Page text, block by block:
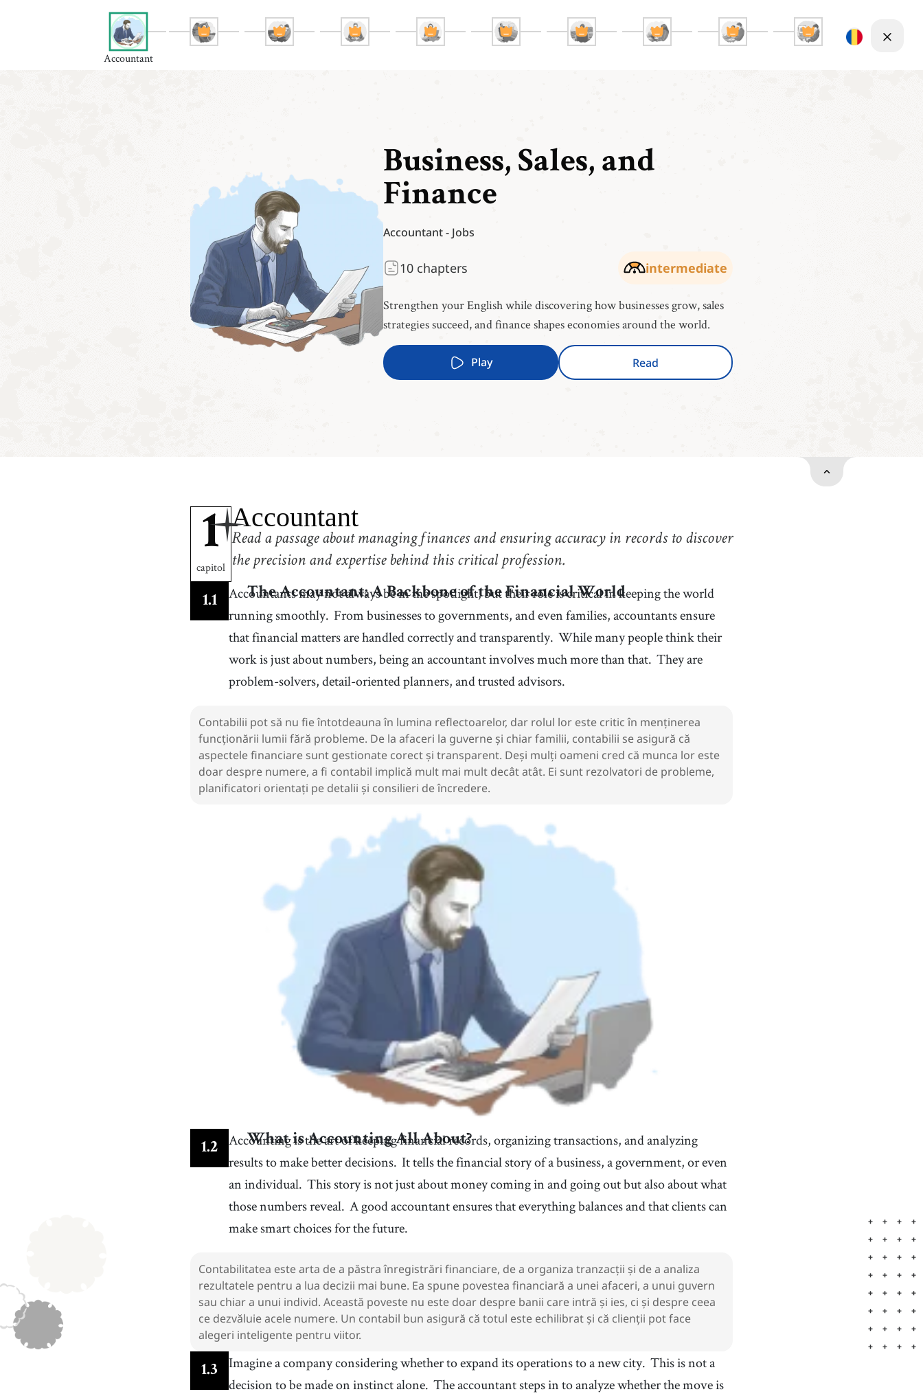
Accountant
Business, Sales, and
Finance
Accountant- Jobs
10 chapters intermediate
Strengthen your English while discovering how businesses grow, sales
strategies succeed, and finance shapes economies around the world.
Play Read
1
capitol
Accountant
Read a passage about managing finances and ensuring accuracy in records to discover
the precision and expertise behind this critical profession.
The Accountant: A Backbone of the Financial World
1.1
Accountants may not always be in the spotlight, but their role is critical in keeping the world
running smoothly. From businesses to governments, and even families, accountants ensure
that financial matters are handled correctly and transparently. While many people think their
work is just about numbers, being an accountant involves much more than that. They are
problem-solvers, detail-oriented planners, and trusted advisors.
Contabilii pot să nu fie întotdeauna în lumina reflectoarelor, dar rolul lor este critic în menținerea
funcționării lumii fără probleme. De la afaceri la guverne și chiar familii, contabilii se asigură că
aspectele financiare sunt gestionate corect și transparent. Deși mulți oameni cred că munca lor este
doar despre numere, a fi contabil implică mult mai mult decât atât. Ei sunt rezolvatori de probleme,
planificatori orientați pe detalii și consilieri de încredere.
What is Accounting All About?
1.2
Accounting is the art of keeping financial records, organizing transactions, and analyzing
results to make better decisions. It tells the financial story of a business, a government, or even
an individual. This story is not just about money coming in and going out but also about what
those numbers reveal. A good accountant ensures that everything balances and that clients can
make smart choices for the future.
Contabilitatea este arta de a păstra înregistrări financiare, de a organiza tranzacții și de a analiza
rezultatele pentru a lua decizii mai bune. Ea spune povestea financiară a unei afaceri, a unui guvern
sau chiar a unui individ. Această poveste nu este doar despre banii care intră și ies, ci și despre ceea
ce dezvăluie acele numere. Un contabil bun asigură că totul este echilibrat și că clienții pot face
alegeri inteligente pentru viitor.
1.3 Imagine a company considering whether to expand its operations to a new city. This is not a
decision to be made on instinct alone. The accountant steps in to analyze whether the move is